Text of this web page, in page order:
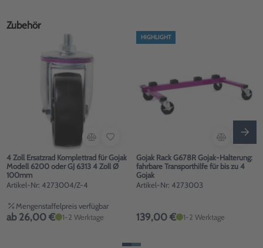
Zubehör
4 Zoll Ersatzrad Komplettrad für Gojak
Modell 6200 oder GJ 6313 4 Zoll Ø
100mm
Artikel-Nr: 4273004/Z-4
Mengenstaffelpreis verfügbar
ab 26,00 € 1-2 Werktage
HIGHLIGHT
Gojak Rack G678R Gojak-Halterung:
fahrbare Transporthilfe für bis zu 4
Gojak
Artikel-Nr: 4273003
139,00 € 1-2 Werktage